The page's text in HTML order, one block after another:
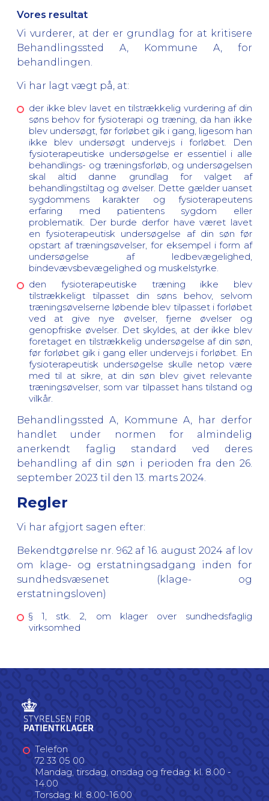
Vores resultat
Vi vurderer, at der er grundlag for at kritisere
Behandlingssted A, Kommune A, for
behandlingen.
Vi har lagt vægt på, at:
der ikke blev lavet en tilstrækkelig vurdering af din
søns behov for fysioterapi og træning, da han ikke
blev undersøgt, før forløbet gik i gang, ligesom han
ikke blev undersøgt undervejs i forløbet. Den
fysioterapeutiske undersøgelse er essentiel i alle
behandlings- og træningsforløb, og undersøgelsen
skal altid danne grundlag for valget af
behandlingstiltag og øvelser. Dette gælder uanset
sygdommens karakter og fysioterapeutens
erfaring med patientens sygdom eller
problematik. Der burde derfor have været lavet
en fysioterapeutisk undersøgelse af din søn før
opstart af træningsøvelser, for eksempel i form af
undersøgelse af ledbevægelighed,
bindevævsbevægelighed og muskelstyrke.
den fysioterapeutiske træning ikke blev
tilstrækkeligt tilpasset din søns behov, selvom
træningsøvelserne løbende blev tilpasset i forløbet
ved at give nye øvelser, fjerne øvelser og
genopfriske øvelser. Det skyldes, at der ikke blev
foretaget en tilstrækkelig undersøgelse af din søn,
før forløbet gik i gang eller undervejs i forløbet. En
fysioterapeutisk undersøgelse skulle netop være
med til at sikre, at din søn blev givet relevante
træningsøvelser, som var tilpasset hans tilstand og
vilkår.
Behandlingssted A, Kommune A, har derfor
handlet under normen for almindelig
anerkendt faglig standard ved deres
behandling af din søn i perioden fra den 26.
september 2023 til den 13. marts 2024.
Regler
Vi har afgjort sagen efter:
Bekendtgørelse nr. 962 af 16. august 2024 af lov
om klage- og erstatningsadgang inden for
sundhedsvæsenet (klage- og
erstatningsloven)
§ 1, stk. 2, om klager over sundhedsfaglig
virksomhed
Telefon
72 33 05 00
Mandag, tirsdag, onsdag og fredag: kl. 8.00 -
14.00
Torsdag: kl. 8.00-16.00